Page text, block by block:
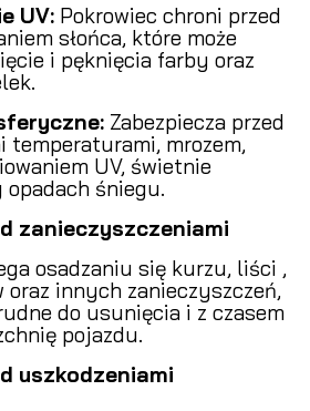
UV: Pokrowiec chroni przed
słońca, które może
i pęknięcia farby oraz
Zabezpiecza przed
mrozem,
UV, świetnie
śniegu.
zanieczyszczeniami
osadzaniu się kurzu, liści ,
oraz innych zanieczyszczeń,
do usunięcia i z czasem
pojazdu.
uszkodzeniami